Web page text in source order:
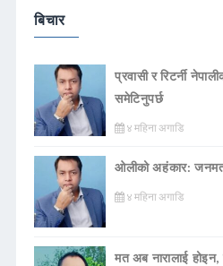
बिचार
प्रवासी र रिटर्नी
समेटिनुपर्छ
४ महिना अगाडि
ओलीको अहंकार:
४ महिना अगाडि
मत अब नारालाई होइन,